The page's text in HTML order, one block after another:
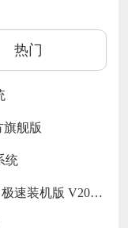
热门
旗舰版
统
机版 V2017.02 (